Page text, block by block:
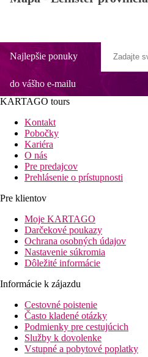
Najlepšie ponuky
do vášho e-mailu
KARTAGO tours
Kontakt
Pobočky
Kariéra
O nás
Pre predajcov
Prehlásenie o prístupnosti
Pre klientov
Moje KARTAGO
Darčekové poukazy
Ochrana osobných údajov
Nastavenie súkromia
Dôležité informácie
Informácie k zájazdu
Cestovné poistenie
Často kladené otázky
Podmienky pre cestujúcich
Služby k dovolenke
Vstupné a pobytové poplatky